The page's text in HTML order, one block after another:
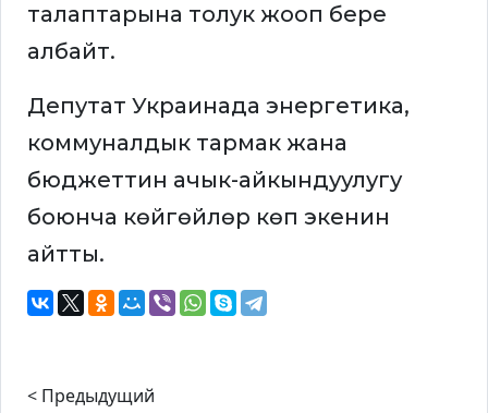
талаптарына толук жооп бере
албайт.
Депутат Украинада энергетика,
коммуналдык тармак жана
бюджеттин ачык-айкындуулугу
боюнча көйгөйлөр көп экенин
айтты.
< Предыдущий